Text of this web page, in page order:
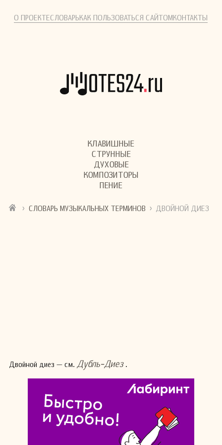
О ПРОЕКТЕСЛОВАРЬКАК ПОЛЬЗОВАТЬСЯ САЙТОМКОНТАКТЫ
КЛАВИШНЫЕ
СТРУННЫЕ
ДУХОВЫЕ
КОМПОЗИТОРЫ
ПЕНИЕ
› СЛОВАРЬ МУЗЫКАЛЬНЫХ ТЕРМИНОВ › ДВОЙНОЙ ДИЕЗ
Двойной диез — см. Дубль-Диез .